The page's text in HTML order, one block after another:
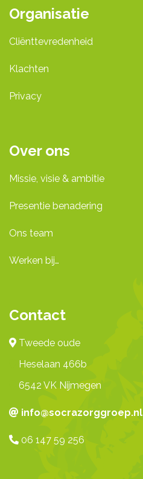
Organisatie
Cliënttevredenheid
Klachten
Privacy
Over ons
Missie, visie & ambitie
Presentie benadering
Ons team
Werken bij…
Contact
Tweede oude
Heselaan 466b
6542 VK Nijmegen
info@socrazorggroep.nl
06 147 59 256